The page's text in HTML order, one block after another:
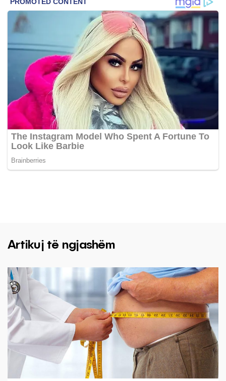
Artikuj të ngjashëm